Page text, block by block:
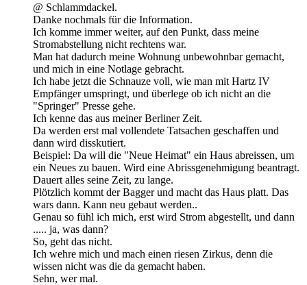
@ Schlammdackel.
Danke nochmals für die Information.
Ich komme immer weiter, auf den Punkt, dass meine
Stromabstellung nicht rechtens war.
Man hat dadurch meine Wohnung unbewohnbar gemacht,
und mich in eine Notlage gebracht.
Ich habe jetzt die Schnauze voll, wie man mit Hartz IV
Empfänger umspringt, und überlege ob ich nicht an die
"Springer" Presse gehe.
Ich kenne das aus meiner Berliner Zeit.
Da werden erst mal vollendete Tatsachen geschaffen und
dann wird disskutiert.
Beispiel: Da will die "Neue Heimat" ein Haus abreissen, um
ein Neues zu bauen. Wird eine Abrissgenehmigung beantragt.
Dauert alles seine Zeit, zu lange.
Plötzlich kommt der Bagger und macht das Haus platt. Das
wars dann. Kann neu gebaut werden..
Genau so fühl ich mich, erst wird Strom abgestellt, und dann
..... ja, was dann?
So, geht das nicht.
Ich wehre mich und mach einen riesen Zirkus, denn die
wissen nicht was die da gemacht haben.
Sehn, wer mal.